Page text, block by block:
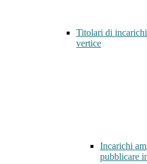
Titolari di
vertice
Incarichi
pubblicare